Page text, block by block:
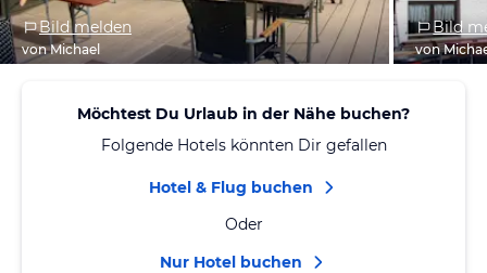
Bild melden
von Michael
Bild
von
Möchtest Du Urlaub in der Nähe buchen?
Folgende Hotels könnten Dir gefallen
Hotel & Flug buchen
Oder
Nur Hotel buchen